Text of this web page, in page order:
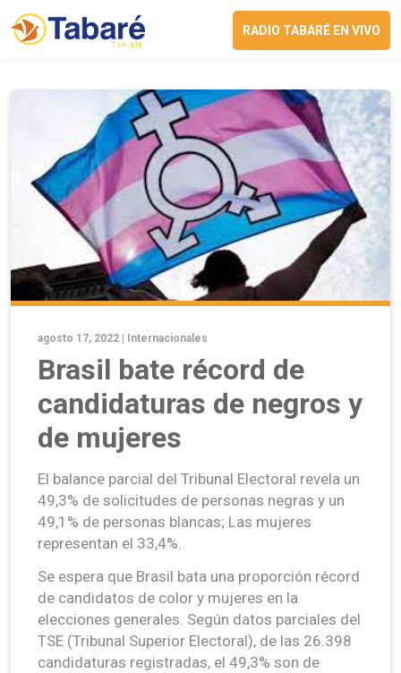
RADIO TABARÉ EN VIVO
agosto 17, 2022 | Internacionales
Brasil bate récord de
candidaturas de negros y
de mujeres
El balance parcial del Tribunal Electoral revela un
49,3% de solicitudes de personas negras y un
49,1% de personas blancas; Las mujeres
representan el 33,4%.
Se espera que Brasil bata una proporción récord
de candidatos de color y mujeres en la
elecciones generales. Según datos parciales del
TSE (Tribunal Superior Electoral), de las 26.398
candidaturas registradas, el 49,3% son de